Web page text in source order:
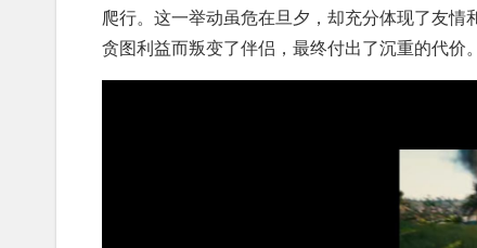
爬行。这一举动虽危在旦夕，却充分体现了友
贪图利益而叛变了伴侣，最终付出了沉重的代价